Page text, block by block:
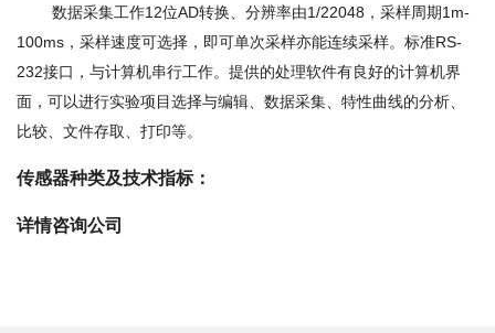
数据采集工作12位AD转换、分辨率由1/22048，采样周期1m-
100ms，采样速度可选择，即可单次采样亦能连续采样。标准RS-
232接口，与计算机串行工作。提供的处理软件有良好的计算机界
面，可以进行实验项目选择与编辑、数据采集、特性曲线的分析、
比较、文件存取、打印等。
传感器种类及技术指标：
详情咨询公司